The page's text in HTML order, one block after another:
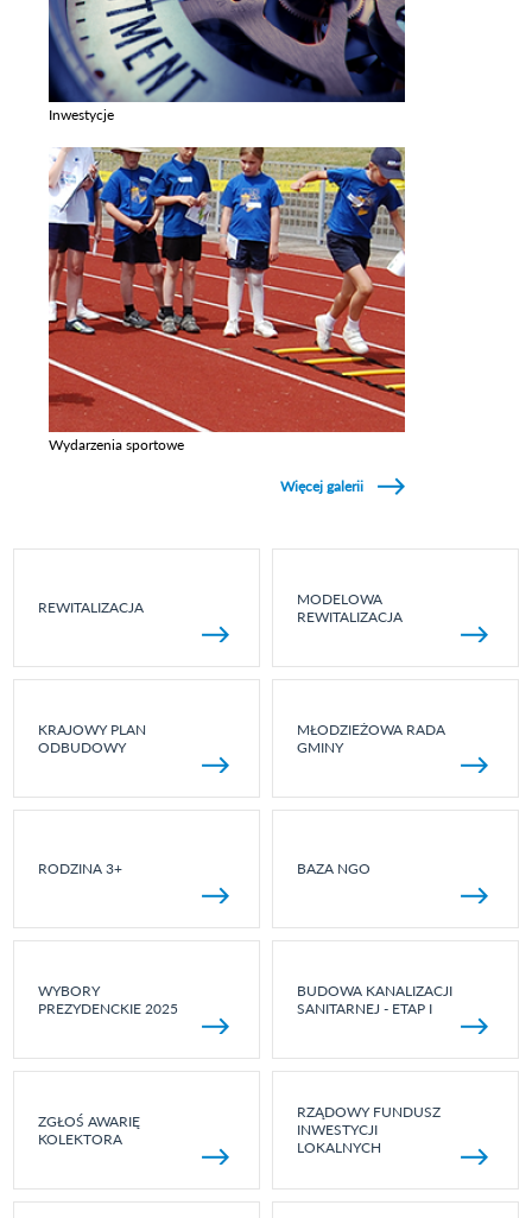
Inwestycje
Wydarzenia sportowe
Więcej galerii
REWITALIZACJA
MODELOWA
REWITALIZACJA
KRAJOWY PLAN
ODBUDOWY
MŁODZIEŻOWA RADA
GMINY
RODZINA 3+ BAZA NGO
WYBORY
PREZYDENCKIE 2025
BUDOWA KANALIZACJI
SANITARNEJ - ETAP I
ZGŁOŚ AWARIĘ
KOLEKTORA
RZĄDOWY FUNDUSZ
INWESTYCJI
LOKALNYCH